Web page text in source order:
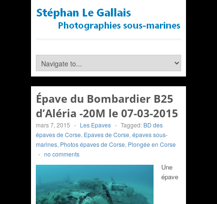
Épave du Bombardier B25
d’Aléria -20M le 07-03-2015
mars 7, 2015 - Les Epaves - Tagged: BD des
épaves de Corse, Epaves de Corse, épaves sous-
marines, Photos épaves de Corse, Plongée en Corse
- no comments
Une
épave